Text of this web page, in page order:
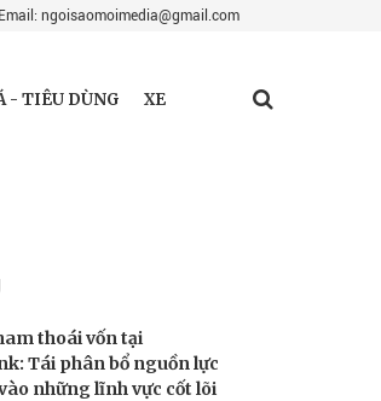
Email: ngoisaomoimedia@gmail.com
- TIÊU DÙNG XE
thoái vốn tại
Tái phân bổ nguồn lực
những lĩnh vực cốt lõi